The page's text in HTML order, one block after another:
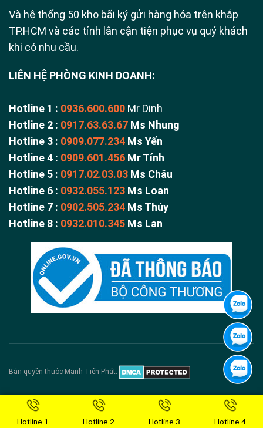
Và hệ thống 50 kho bãi ký gửi hàng hóa trên khắp
TP.HCM và các tỉnh lân cận tiện phục vụ quý khách
khi có nhu cầu.
LIÊN HỆ PHÒNG KINH DOANH:
Hotline 1 : 0936.600.600 Mr Dinh
Hotline 2 : 0917.63.63.67 Ms Nhung
Hotline 3 : 0909.077.234 Ms Yến
Hotline 4 : 0909.601.456 Mr Tính
Hotline 5 : 0917.02.03.03 Ms Châu
Hotline 6 : 0932.055.123 Ms Loan
Hotline 7 : 0902.505.234 Ms Thúy
Hotline 8 : 0932.010.345 Ms Lan
Bản quyền thuộc Mạnh Tiến Phát.
Hotline 1 Hotline 2 Hotline 3 Hotline 4